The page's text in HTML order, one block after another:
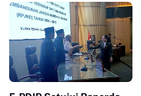
Ruang